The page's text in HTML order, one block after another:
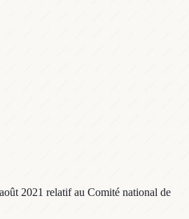
2021 relatif au Comité national de